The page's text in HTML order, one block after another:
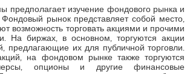
предполагает изучение фондового рынка и
Фондовый рынок представляет собой место,
возможность торговать акциями и прочими
На биржах, в основном, торгуются акции
предлагающие их для публичной торговли.
на фондовом рынке также торгуются
опционы и другие финансовые